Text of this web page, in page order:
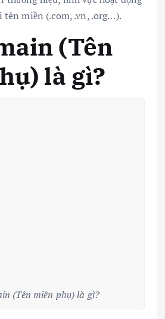
tên miền (.com, .vn, .org…).
(Tên
là gì?
(Tên miền phụ) là gì?